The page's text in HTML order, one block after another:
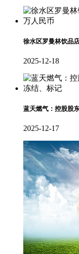
徐水区罗曼林饮品
2025-12-18
蓝天燃气：控股股
2025-12-17